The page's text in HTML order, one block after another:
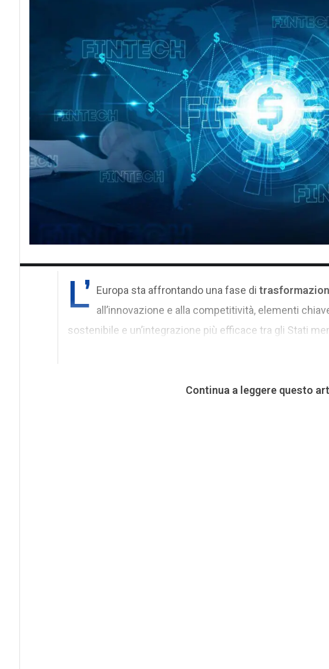
L’ Europa sta affrontando una fase di
all’innovazione e alla competitività, elementi
sostenibile e un’integrazione più efficace tra gli Stati
Continua a leggere questo